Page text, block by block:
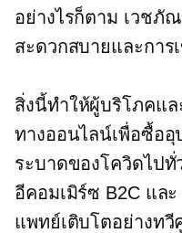
อย่างไรก็ตาม เวชภั
สะดวกสบายและการ
สิ่งนี้ทำให้ผู้บริโภคแ
ทางออนไลน์เพื่อซื้อ
ระบาดของโควิดไป
อีคอมเมิร์ซ B2C แล
แพทย์เติบโตอย่างท